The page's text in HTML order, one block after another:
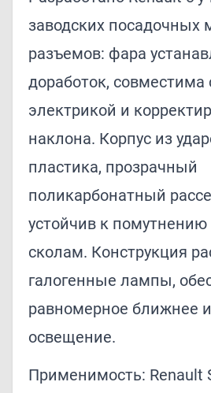
заводских посадочных
разъемов: фара
доработок, совместима
электрикой и
наклона. Корпус из
пластика, прозрачный
поликарбонатный
устойчив к
сколам. Конструкция
галогенные лампы,
равномерное ближнее
освещение.
Применимость: Renault